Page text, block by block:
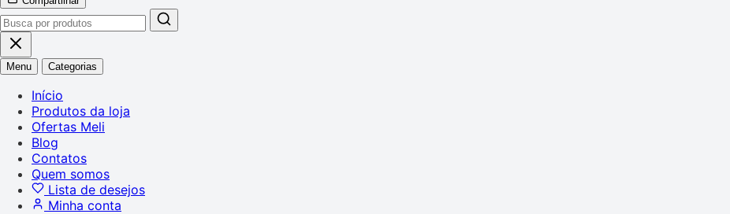
Menu Categorias
Início
Produtos da loja
Ofertas Meli
Blog
Contatos
Quem somos
Lista de desejos
Minha conta